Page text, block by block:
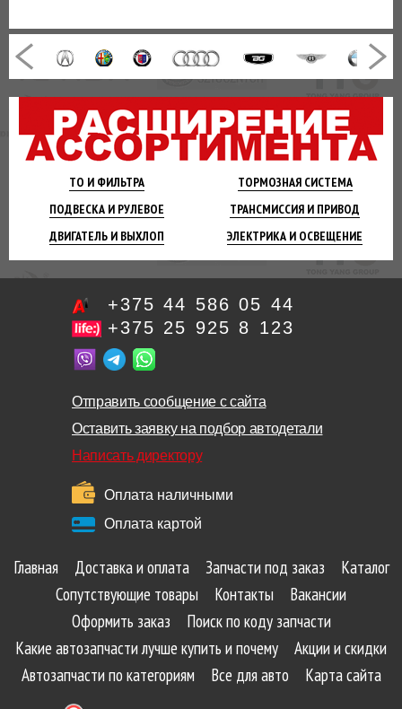
ТО И ФИЛЬТРА ТОРМОЗНАЯСИСТЕМА
ПОДВЕСКА И РУЛЕВОЕ ТРАНСМИССИЯ И ПРИВОД
ДВИГАТЕЛЬ И ВЫХЛОП ЭЛЕКТРИКА И ОСВЕЩЕНИЕ
+375 44 586 05 44
+375 25 925 8 123
Отправить сообщение с сайта
Оставить заявку на подбор автодетали
Написать директору
Оплата наличными
Оплата картой
Главная Доставка и оплата Запчасти под заказ
Каталог
Сопутствующие товары
Контакты
Вакансии
Оформить заказ
Поиск по коду запчасти
Какие автозапчасти лучше купить и почему
Акции и скидки
Автозапчасти по категориям
Все для авто Карта сайта